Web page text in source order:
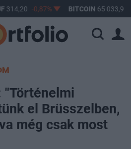
314,20 -0,87% BITCOIN65 033,98
"Történelmi
el Brüsszelben,
még csak most